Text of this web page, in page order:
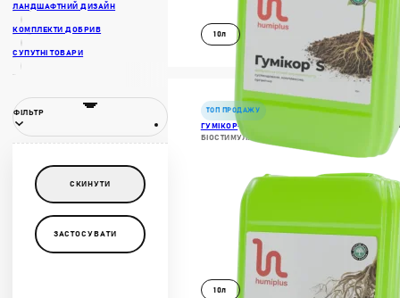
ЛАНДШАФТНИЙ ДИЗАЙН
КОМПЛЕКТИ ДОБРИВ
СУПУТНІ ТОВАРИ
ФІЛЬТР
ЗАСТОСУВАТИ
СКИНУТИ
ГУМІКОР®
БІОСТИМУЛЯТОР
10л
ТОП ПРОДАЖУ
10л
В КОШИК